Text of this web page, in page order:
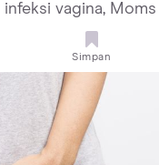
vagina, Moms
Simpan